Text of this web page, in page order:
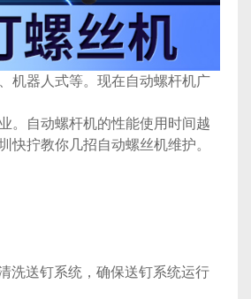
机器人式等。现在自动螺杆机广
。自动螺杆机的性能使用时间越
快拧教你几招自动螺丝机维护。
洗送钉系统，确保送钉系统运行